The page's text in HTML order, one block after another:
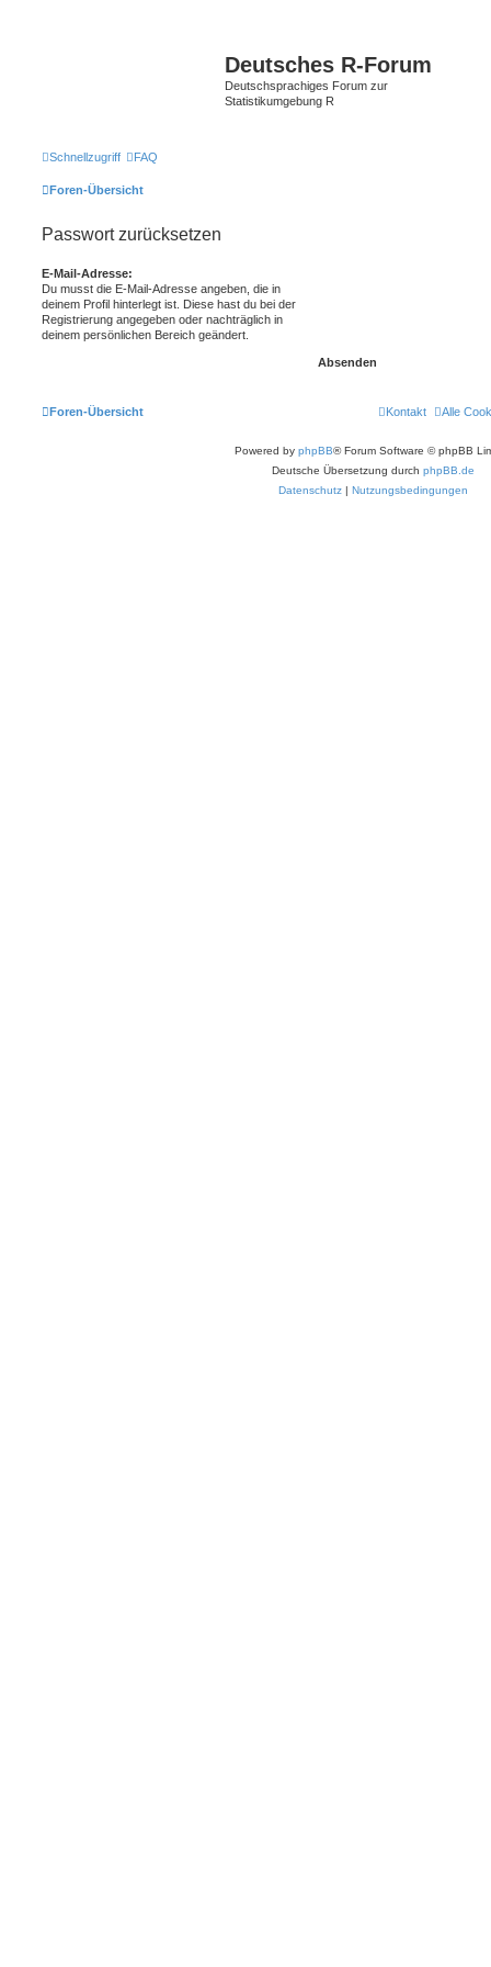
Deutsches R-Forum
Deutschsprachiges Forum zur
Statistikumgebung R
Schnellzugriff FAQ
Foren-Übersicht
Passwort zurücksetzen
E-Mail-Adresse:
Du musst die E-Mail-Adresse angeben, die in
deinem Profil hinterlegt ist. Diese hast du bei der
Registrierung angegeben oder nachträglich in
deinem persönlichen Bereich geändert.
Foren-Übersicht Alle
Kontakt
Powered by phpBB® Forum Software © phpBB
Deutsche Übersetzung durch phpBB.de
Datenschutz | Nutzungsbedingungen